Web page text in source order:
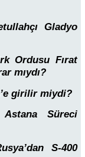
Gladyo
Ordusu Fırat
mıydı?
girilir miydi?
Süreci
S-400